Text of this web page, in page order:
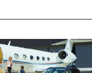
。
は、ダイナミクスとモダ
イバーが多用されてい